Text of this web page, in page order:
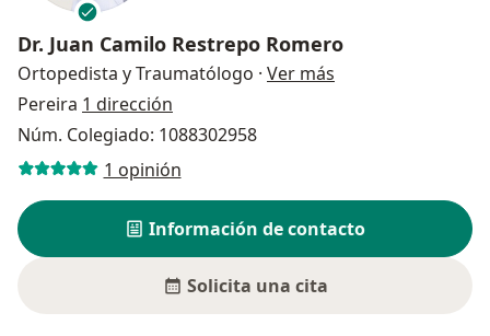
Dr. Juan Camilo Restrepo Romero
Ortopedista y Traumatólogo · Ver más
Pereira 1 dirección
Núm. Colegiado: 1088302958
1 opinión
Información de contacto
Solicita una cita